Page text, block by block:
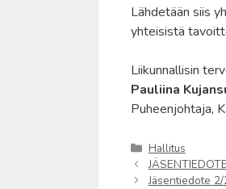
Lähdetään siis
yhteisistä
Liikunnallisin
Pauliina
Puheenjohtaja,
Kategoriat
Hallitus
Jäsentiedote